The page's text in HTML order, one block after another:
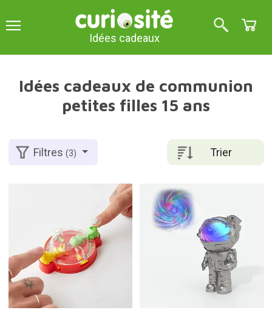
Idées cadeaux
Idées cadeaux de communion
petites filles 15 ans
Trier
Filtres(3)